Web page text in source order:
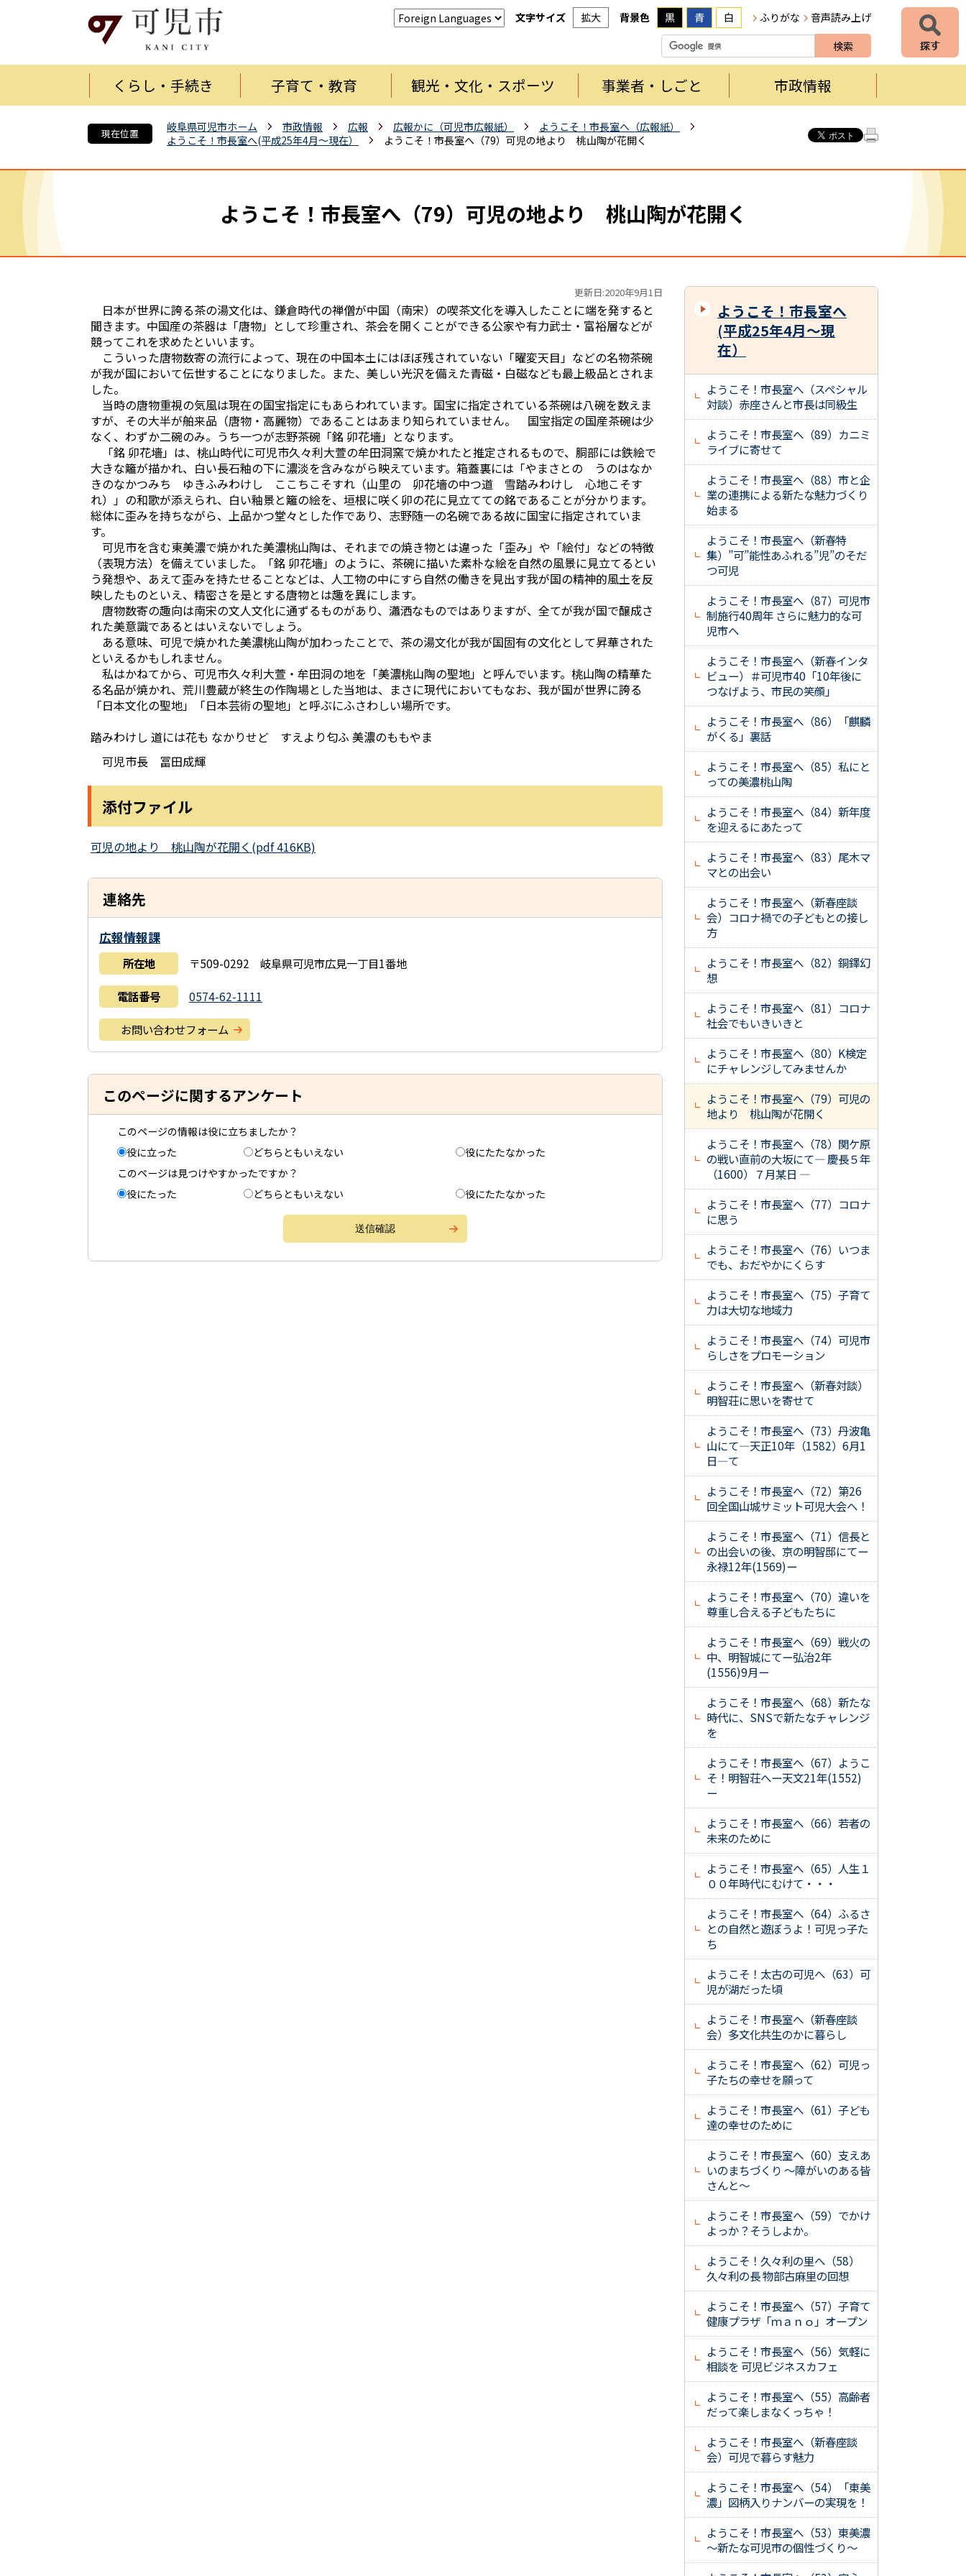
文字サイズ 拡大 背景色 黒 青 白 ふりがな 音声読み上げ
くらし・手続き 子育て・教育 観光・文化・スポーツ 事業者・しごと 市政情報
現在位置 岐阜県可児市ホーム 市政情報 広報 広報かに（可児市広報紙）
ようこそ！市長室へ（広報紙）
ようこそ！市長室へ(平成25年4月～現在）
ようこそ！市長室へ（79）可児の地より 桃山陶が花開く
ようこそ！市長室へ（79）可児の地より 桃山陶が花開く
更新日:2020年9月1日
日本が世界に誇る茶の湯文化は、鎌倉時代の禅僧が中国（南宋）の喫茶文化を導入したことに端を発すると
聞きます。中国産の茶器は「唐物」として珍重され、茶会を開くことができる公家や有力武士・富裕層などが
競ってこれを求めたといいます。
こういった唐物数寄の流行によって、現在の中国本土にはほぼ残されていない「曜変天目」などの名物茶碗
が我が国において伝世することになりました。また、美しい光沢を備えた青磁・白磁なども最上級品とされま
した。
当時の唐物重視の気風は現在の国宝指定にもあらわれています。国宝に指定されている茶碗は八碗を数えま
すが、その大半が舶来品（唐物・高麗物）であることはあまり知られていません。 国宝指定の国産茶碗は少
なく、わずか二碗のみ。うち一つが志野茶碗「銘 卯花墻」となります。
「銘 卯花墻」は、桃山時代に可児市久々利大萱の牟田洞窯で焼かれたと推定されるもので、胴部には鉄絵で
大きな籬が描かれ、白い長石釉の下に濃淡を含みながら映えています。箱蓋裏には「やまさとの うのはなか
きのなかつみち ゆきふみわけし ここちこそすれ（山里の 卯花墻の中つ道 雪踏みわけし 心地こそす
れ）」の和歌が添えられ、白い釉景と籬の絵を、垣根に咲く卯の花に見立てての銘であることが分かります。
総体に歪みを持ちながら、上品かつ堂々とした作であり、志野随一の名碗である故に国宝に指定されていま
す。
可児市を含む東美濃で焼かれた美濃桃山陶は、それまでの焼き物とは違った「歪み」や「絵付」などの特徴
（表現方法）を備えていました。「銘 卯花墻」のように、茶碗に描いた素朴な絵を自然の風景に見立てるとい
う発想や、あえて歪みを持たせることなどは、人工物の中にすら自然の働きを見出す我が国の精神的風土を反
映したものといえ、精密さを是とする唐物とは趣を異にします。
唐物数寄の趣向は南宋の文人文化に通ずるものがあり、瀟洒なものではありますが、全てが我が国で醸成さ
れた美意識であるとはいえないでしょう。
ある意味、可児で焼かれた美濃桃山陶が加わったことで、茶の湯文化が我が国固有の文化として昇華された
といえるかもしれません。
私はかねてから、可児市久々利大萱・牟田洞の地を「美濃桃山陶の聖地」と呼んでいます。桃山陶の精華た
る名品が焼かれ、荒川豊蔵が終生の作陶場とした当地は、まさに現代においてもなお、我が国が世界に誇る
「日本文化の聖地」「日本芸術の聖地」と呼ぶにふさわしい場所です。
踏みわけし 道には花も なかりせど すえより匂ふ 美濃のももやま
可児市長 冨田成輝
添付ファイル
可児の地より 桃山陶が花開く(pdf 416KB)
連絡先
広報情報課
所在地 〒509-0292 岐阜県可児市広見一丁目1番地
電話番号 0574-62-1111
お問い合わせフォーム
このページに関するアンケート
このページの情報は役に立ちましたか？
役に立った
どちらともいえない
役にたたなかった
このページは見つけやすかったですか？
役にたった
どちらともいえない 役にたたなかった
ようこそ！市長室へ
(平成25年4月～現
在）
ようこそ！市長室へ（スペシャル
対談）赤座さんと市長は同級生
ようこそ！市長室へ（89）カニミ
ライブに寄せて
ようこそ！市長室へ（88）市と企
業の連携による新たな魅力づくり
始まる
ようこそ！市長室へ（新春特
集）”可”能性あふれる”児”のそだ
つ可児
ようこそ！市長室へ（87）可児市
制施行40周年 さらに魅力的な可
児市へ
ようこそ！市長室へ（新春インタ
ビュー）＃可児市40「10年後に
つなげよう、市民の笑顔」
ようこそ！市長室へ（86）「麒麟
がくる」裏話
ようこそ！市長室へ（85）私にと
っての美濃桃山陶
ようこそ！市長室へ（84）新年度
を迎えるにあたって
ようこそ！市長室へ（83）尾木マ
マとの出会い
ようこそ！市長室へ（新春座談
会）コロナ禍での子どもとの接し
方
ようこそ！市長室へ（82）銅鐸幻
想
ようこそ！市長室へ（81）コロナ
社会でもいきいきと
ようこそ！市長室へ（80）K検定
にチャレンジしてみませんか
ようこそ！市長室へ（79）可児の
地より 桃山陶が花開く
ようこそ！市長室へ（78）関ケ原
の戦い直前の大坂にて― 慶長５年
（1600）７月某日 ―
ようこそ！市長室へ（77）コロナ
に思う
ようこそ！市長室へ（76）いつま
でも、おだやかにくらす
ようこそ！市長室へ（75）子育て
力は大切な地域力
ようこそ！市長室へ（74）可児市
らしさをプロモーション
ようこそ！市長室へ（新春対談）
明智荘に思いを寄せて
ようこそ！市長室へ（73）丹波亀
山にて―天正10年（1582）6月1
日―て
ようこそ！市長室へ（72）第26
回全国山城サミット可児大会へ！
ようこそ！市長室へ（71）信長と
の出会いの後、京の明智邸にてー
永禄12年(1569)ー
ようこそ！市長室へ（70）違いを
尊重し合える子どもたちに
ようこそ！市長室へ（69）戦火の
中、明智城にてー弘治2年
(1556)9月ー
ようこそ！市長室へ（68）新たな
時代に、SNSで新たなチャレンジ
を
ようこそ！市長室へ（67）ようこ
そ！明智荘へー天文21年(1552)
ー
ようこそ！市長室へ（66）若者の
未来のために
ようこそ！市長室へ（65）人生１
００年時代にむけて・・・
ようこそ！市長室へ（64）ふるさ
との自然と遊ぼうよ！可児っ子た
ち
ようこそ！太古の可児へ（63）可
児が湖だった頃
ようこそ！市長室へ（新春座談
会）多文化共生のかに暮らし
ようこそ！市長室へ（62）可児っ
子たちの幸せを願って
ようこそ！市長室へ（61）子ども
達の幸せのために
ようこそ！市長室へ（60）支えあ
いのまちづくり ～障がいのある皆
さんと～
ようこそ！市長室へ（59）でかけ
よっか？そうしよか。
ようこそ！久々利の里へ（58）
久々利の長 物部古麻里の回想
ようこそ！市長室へ（57）子育て
健康プラザ「ｍａｎｏ」オープン
ようこそ！市長室へ（56）気軽に
相談を 可児ビジネスカフェ
ようこそ！市長室へ（55）高齢者
だって楽しまなくっちゃ！
ようこそ！市長室へ（新春座談
会）可児で暮らす魅力
ようこそ！市長室へ（54）「東美
濃」図柄入りナンバーの実現を！
ようこそ！市長室へ（53）東美濃
～新たな可児市の個性づくり～